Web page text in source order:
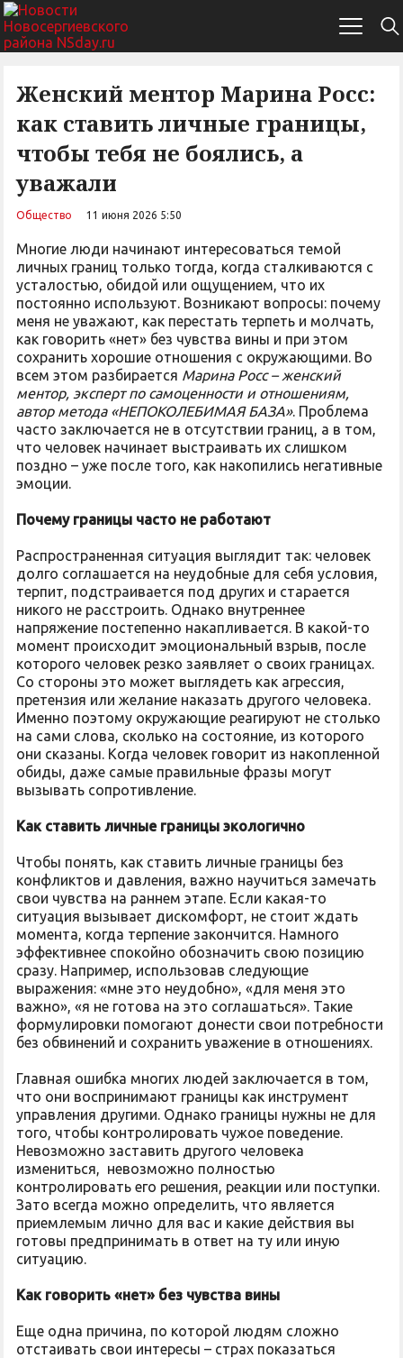
Женский ментор Марина Росс:
как ставить личные границы,
чтобы тебя не боялись, а
уважали
Общество 11 июня 2026 5:50
Многие люди начинают интересоваться темой
личных границ только тогда, когда сталкиваются с
усталостью, обидой или ощущением, что их
постоянно используют. Возникают вопросы: почему
меня не уважают, как перестать терпеть и молчать,
как говорить «нет» без чувства вины и при этом
сохранить хорошие отношения с окружающими. Во
всем этом разбирается Марина Росс – женский
ментор, эксперт по самоценности и отношениям,
автор метода «НЕПОКОЛЕБИМАЯ БАЗА». Проблема
часто заключается не в отсутствии границ, а в том,
что человек начинает выстраивать их слишком
поздно – уже после того, как накопились негативные
эмоции.
Почему границы часто не работают
Распространенная ситуация выглядит так: человек
долго соглашается на неудобные для себя условия,
терпит, подстраивается под других и старается
никого не расстроить. Однако внутреннее
напряжение постепенно накапливается. В какой-то
момент происходит эмоциональный взрыв, после
которого человек резко заявляет о своих границах.
Со стороны это может выглядеть как агрессия,
претензия или желание наказать другого человека.
Именно поэтому окружающие реагируют не столько
на сами слова, сколько на состояние, из которого
они сказаны. Когда человек говорит из накопленной
обиды, даже самые правильные фразы могут
вызывать сопротивление.
Как ставить личные границы экологично
Чтобы понять, как ставить личные границы без
конфликтов и давления, важно научиться замечать
свои чувства на раннем этапе. Если какая-то
ситуация вызывает дискомфорт, не стоит ждать
момента, когда терпение закончится. Намного
эффективнее спокойно обозначить свою позицию
сразу. Например, использовав следующие
выражения: «мне это неудобно», «для меня это
важно», «я не готова на это соглашаться». Такие
формулировки помогают донести свои потребности
без обвинений и сохранить уважение в отношениях.
Главная ошибка многих людей заключается в том,
что они воспринимают границы как инструмент
управления другими. Однако границы нужны не для
того, чтобы контролировать чужое поведение.
Невозможно заставить другого человека
измениться, невозможно полностью
контролировать его решения, реакции или поступки.
Зато всегда можно определить, что является
приемлемым лично для вас и какие действия вы
готовы предпринимать в ответ на ту или иную
ситуацию.
Как говорить «нет» без чувства вины
Еще одна причина, по которой людям сложно
отстаивать свои интересы – страх показаться